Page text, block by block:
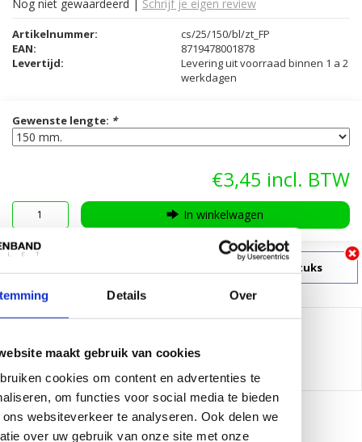
Details Over
maakt gebruik van cookies
cookies om content en advertenties te
om functies voor social media te bieden
ons websiteverkeer te analyseren. Ook delen we
over uw gebruik van onze site met onze
Nog niet gewaardeerd | Schrijf je eigen review
Artikelnummer:
cs/25/150/bl/zt_FP
EAN:
8719478001878
Levertijd:
Levering uit voorraad binnen 1 a 2
werkdagen
Gewenste lengte: *
€3,45
In winkelwagen
Klik hier voor zakelijk grootverbruik vanaf 100 stuks
-Neem contact op over dit product